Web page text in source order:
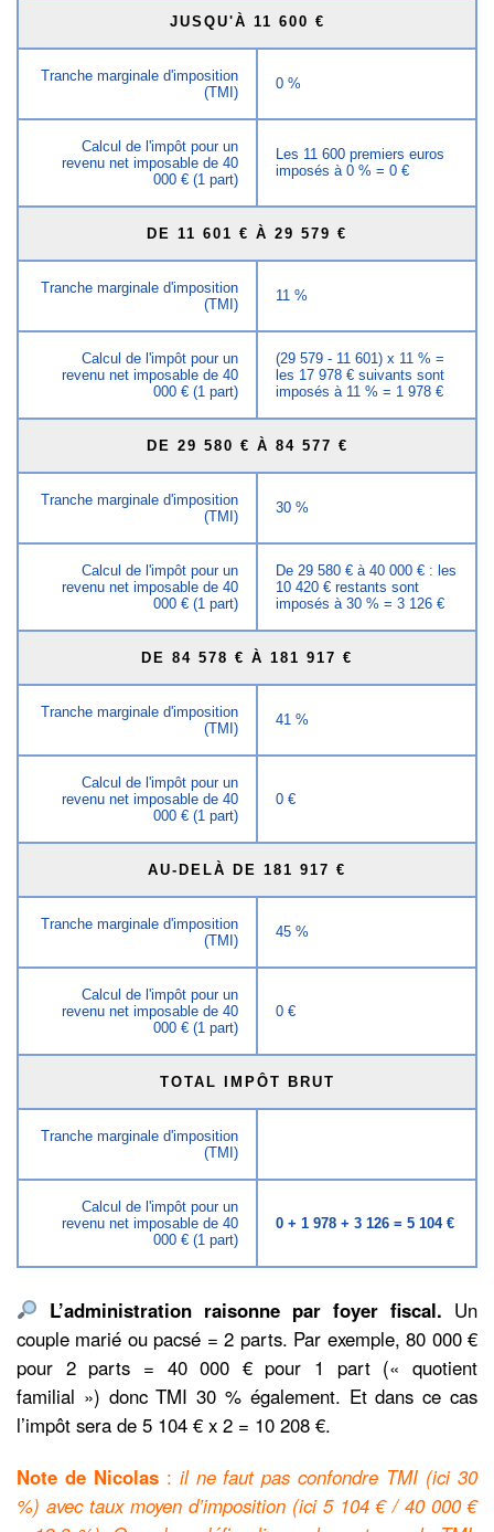
JUSQU'À 11 600 €
Tranche marginale d'imposition
(TMI)
0 %
Calcul de l'impôt pour un
revenu net imposable de 40
000 € (1 part)
Les 11 600 premiers euros
imposés à 0 % = 0 €
DE 11 601 € À 29 579 €
Tranche marginale d'imposition
(TMI)
11 %
Calcul de l'impôt pour un
revenu net imposable de 40
000 € (1 part)
(29 579 - 11 601) x 11 % =
les 17 978 € suivants sont
imposés à 11 % = 1 978 €
DE 29 580 € À 84 577 €
Tranche marginale d'imposition
(TMI)
30 %
Calcul de l'impôt pour un
revenu net imposable de 40
000 € (1 part)
De 29 580 € à 40 000 € : les
10 420 € restants sont
imposés à 30 % = 3 126 €
DE 84 578 € À 181 917 €
Tranche marginale d'imposition
(TMI)
41 %
Calcul de l'impôt pour un
revenu net imposable de 40
000 € (1 part)
0 €
AU-DELÀ DE 181 917 €
Tranche marginale d'imposition
(TMI)
45 %
Calcul de l'impôt pour un
revenu net imposable de 40
000 € (1 part)
0 €
TOTAL IMPÔT BRUT
Tranche marginale d'imposition
(TMI)
Calcul de l'impôt pour un
revenu net imposable de 40
000 € (1 part)
0 + 1 978 + 3 126 = 5 104 €
L’administration raisonne par foyer fiscal. Un
couple marié ou pacsé = 2 parts. Par exemple, 80 000 €
pour 2 parts = 40 000 € pour 1 part (« quotient
familial ») donc TMI 30 % également. Et dans ce cas
l’impôt sera de 5 104 € x 2 = 10 208 €.
Note de Nicolas: il ne faut pas confondre TMI (ici 30
%) avec taux moyen d’imposition (ici 5 104 € / 40 000 €